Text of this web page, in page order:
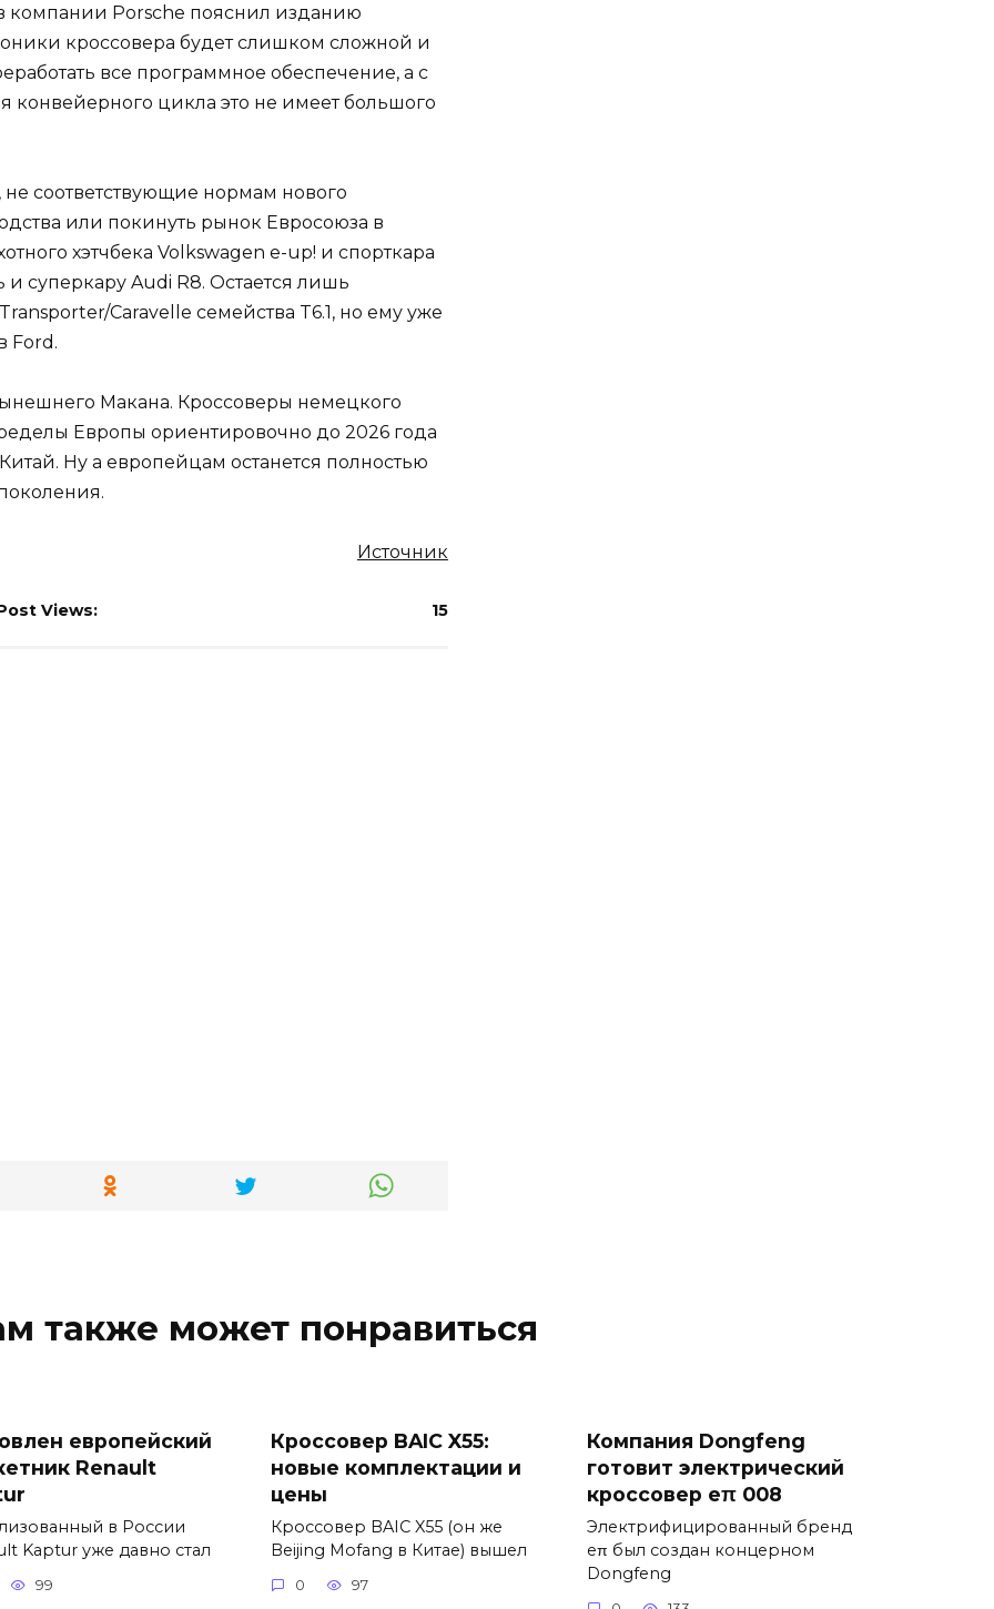
компании Porsche пояснил изданию
кроссовера будет слишком сложной и
все программное обеспечение, а с
цикла это не имеет большого
соответствующие нормам нового
или покинуть рынок Евросоюза в
хэтчбека Volkswagen e-up! и спорткара
суперкару Audi R8. Остается лишь
Caravelle семейства T6.1, но ему уже
Ford.
Макана. Кроссоверы немецкого
Европы ориентировочно до 2026 года
Ну а европейцам останется полностью
Источник
Views: 15
также может понравиться
европейский
Renault
в России
Kaptur уже давно стал
99
Кроссовер BAIC X55:
новые комплектации и
цены
Кроссовер BAIC X55 (он же
Beijing Mofang в Китае) вышел
0 97
Компания Dongfeng
готовит электрический
кроссовер eπ 008
Электрифицированный бренд
eπ был создан концерном
Dongfeng